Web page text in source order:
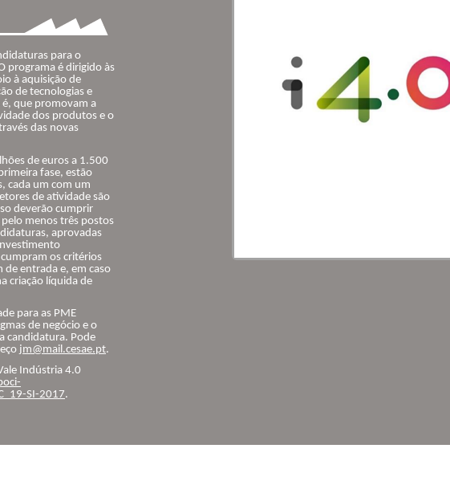
para o
programa é dirigido às
à aquisição de
de tecnologias e
é, que promovam a
dos produtos e o
das novas
de euros a 1.500
fase, estão
cada um com um
de atividade são
deverão cumprir
menos três postos
aprovadas
os critérios
de entrada e, em caso
criação líquida de
para as PME
de negócio e o
candidatura. Pode
jm@mail.cesae.pt.
Indústria 4.0
SI-2017.